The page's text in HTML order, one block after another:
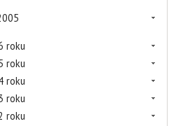
roku
roku
roku
roku
roku